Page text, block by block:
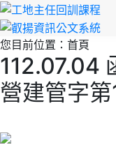
您目前位置： 首頁
112.07.04
營建管字